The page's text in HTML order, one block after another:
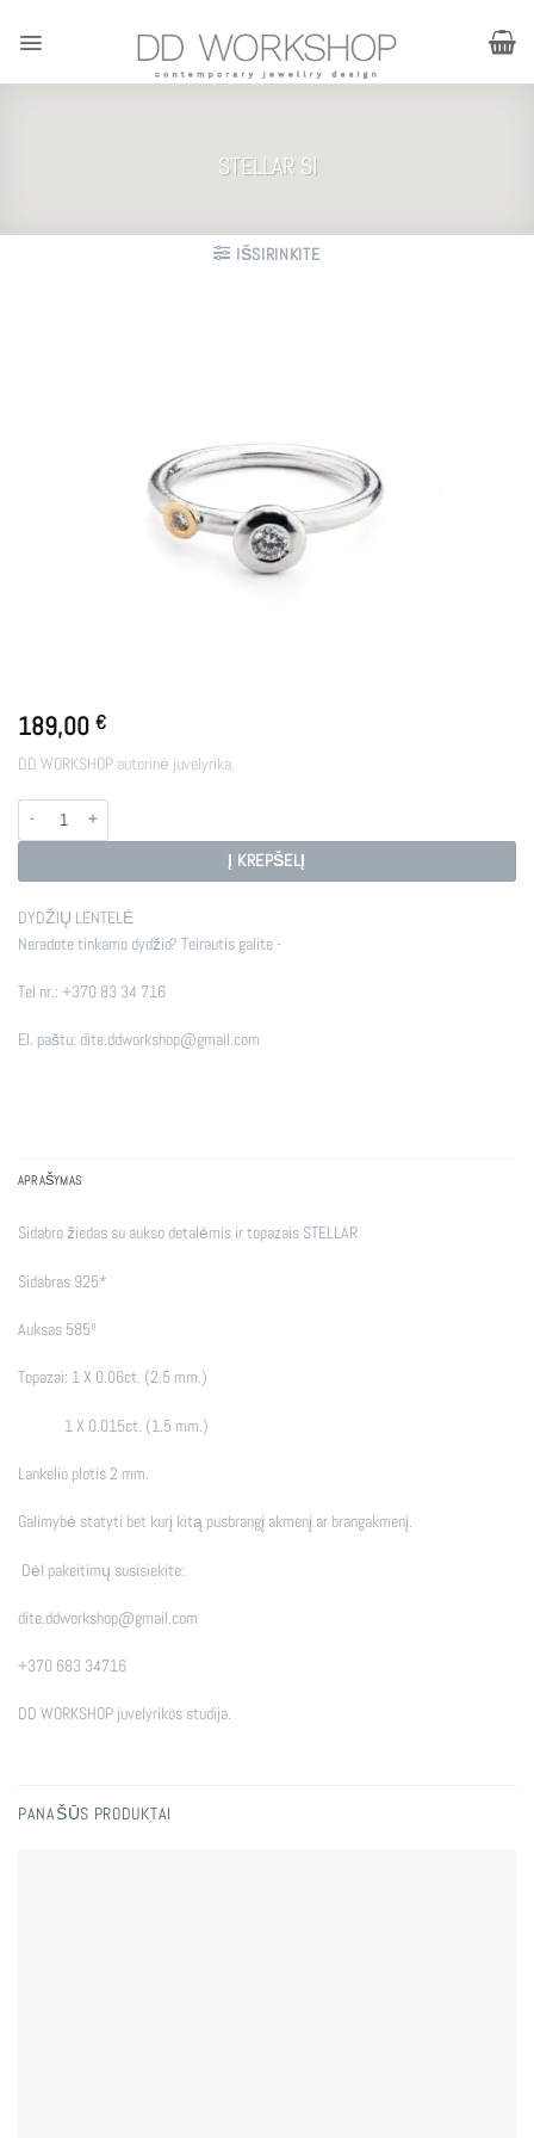
STELLAR SI
IŠSIRINKITE
189,00 €
DD WORKSHOP autorinė juvelyrika.
produkto kiekis: STELLAR SI
Į KREPŠELĮ
DYDŽIŲ LENTELĖ
Neradote tinkamo dydžio? Teirautis galite -
Tel nr.: +370 83 34 716
El. paštu: dite.ddworkshop@gmail.com
APRAŠYMAS
Sidabro žiedas su aukso detalėmis ir topazais STELLAR
Sidabras 925*
Auksas 585º
Topazai: 1 X 0.06ct. (2.5 mm.)
1 X 0.015ct. (1.5 mm.)
Lankelio plotis 2 mm.
Galimybė statyti bet kurį kitą pusbrangį akmenį ar brangakmenį.
Dėl pakeitimų susisiekite:
dite.ddworkshop@gmail.com
+370 683 34716
DD WORKSHOP juvelyrikos studija.
PANAŠŪS PRODUKTAI